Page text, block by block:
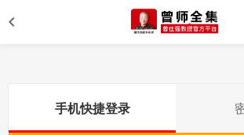
手机快捷登录